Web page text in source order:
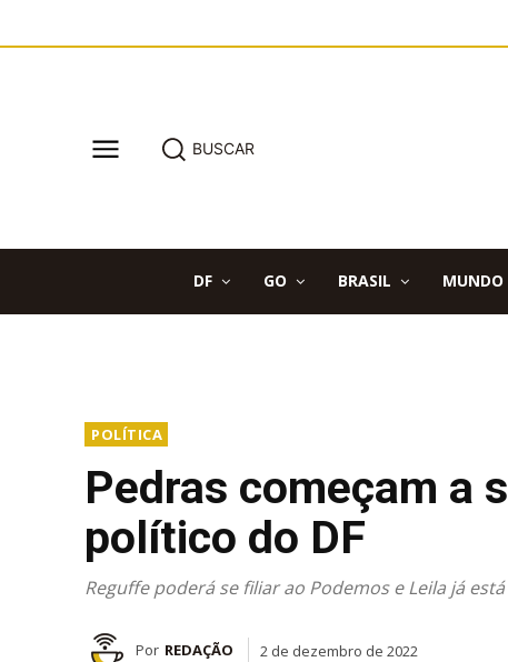
BUSCAR
DF GO BRASIL MUNDO
POLÍTICA
Pedras começam a
político do DF
Reguffe poderá se filiar ao Podemos e Leila já
Por REDAÇÃO 2 de dezembro de 2022